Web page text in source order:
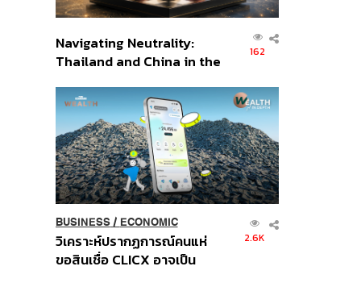
Navigating Neutrality:
Thailand and China in the
Order
162
BUSINESS/ ECONOMIC
วิเคราะห์ปรากฏการณ์คนแห่
ขอสินเชื่อ CLICX อาจเป็น
2.6K